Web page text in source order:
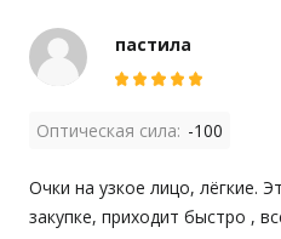
пастила
Оптическая сила: -100
Очки на узкое лицо, лёгкие.
закупке, приходит быстро ,